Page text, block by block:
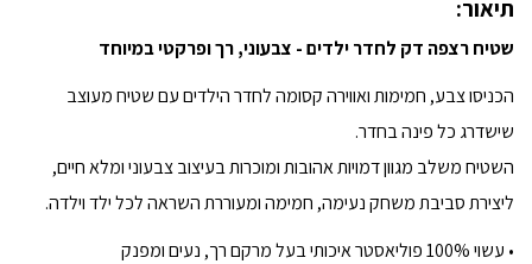
תיאור:
שטיח רצפה דק לחדר ילדים - צבעוני, רך ופרקטי במיוחד
הכניסו צבע, חמימות ואווירה קסומה לחדר הילדים עם שטיח מעוצב
שישדרג כל פינה בחדר.
השטיח משלב מגוון דמויות אהובות ומוכרות בעיצוב צבעוני ומלא חיים,
ליצירת סביבת משחק נעימה, חמימה ומעוררת השראה לכל ילד וילדה.
• עשוי 100% פוליאסטר איכותי בעל מרקם רך, נעים ומפנק